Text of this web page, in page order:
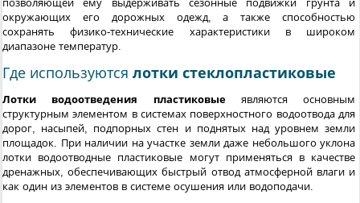
позволяющей ему выдерживать сезонные подвижки грунта и
окружающих его дорожных одежд, а также способностью
сохранять физико-технические характеристики в широком
диапазоне температур.
Где используются лотки стеклопластиковые
Лотки водоотведения пластиковыеявляются основным
структурным элементом в системах поверхностного водоотвода для
дорог, насыпей, подпорных стен и поднятых над уровнем земли
площадок. При наличии на участке земли даже небольшого уклона
лотки водоотводные пластиковые могут применяться в качестве
дренажных, обеспечивающих быстрый отвод атмосферной влаги и
как один из элементов в системе осушения или водоподачи.